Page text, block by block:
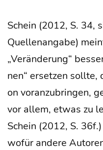
Schein (2012, S. 34,
Quel­len­an­ga­be)
„Ver­än­de­rung“
nen“ erset­zen
on vor­an­zu­brin­gen,
vor allem, etwas zu
Schein (2012, S.
wofür ande­re